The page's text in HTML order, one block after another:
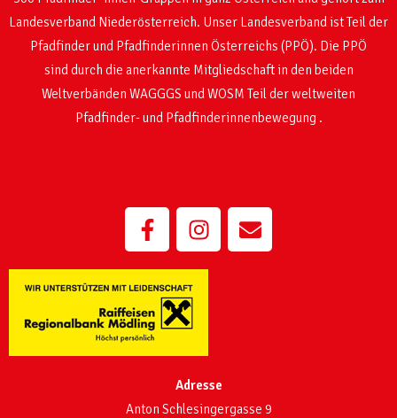
Landesverband Niederösterreich. Unser Landesverband ist Teil der
Pfadfinder und Pfadfinderinnen Österreichs (PPÖ). Die PPÖ
sinddurch die anerkannte Mitgliedschaft in den beiden
Weltverbänden WAGGGS und WOSM Teil der weltweiten
Pfadfinder- und Pfadfinderinnenbewegung .
Adresse
Anton Schlesingergasse 9